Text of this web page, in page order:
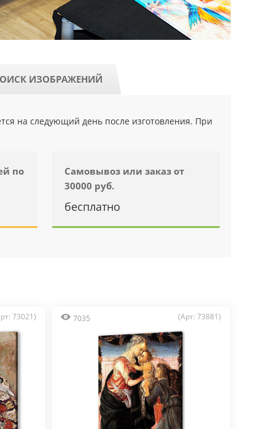
ИЗОБРАЖЕНИЙ
на следующий день после изготовления. При
по
Самовывоз или заказ от
30000 руб.
бесплатно
73021) 7035 (Арт: 73881)